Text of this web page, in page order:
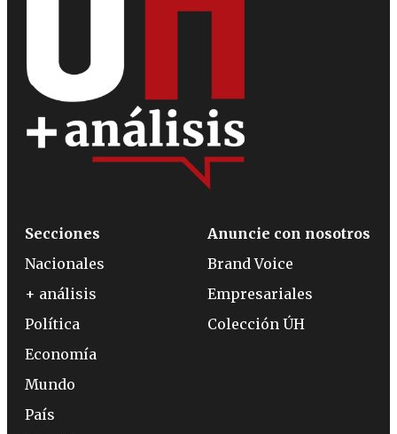
Secciones
Nacionales
+ análisis
Política
Economía
Mundo
País
Anuncie con nosotros
Brand Voice
Empresariales
Colección ÚH